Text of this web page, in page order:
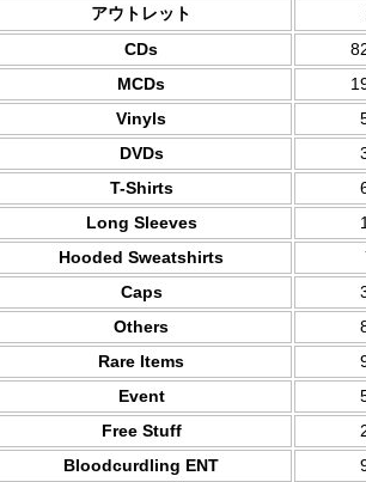
アウトレット
CDs
MCDs
Vinyls
DVDs
T-Shirts
Long Sleeves
Hooded Sweatshirts
Caps
Others
Rare Items
Event
Free Stuff
Bloodcurdling ENT